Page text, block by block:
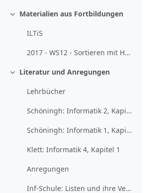
Einklappen
Materialien aus Fortbildungen
ILTiS
2017 - WS12 - Sortieren mit Herz, Hand und Hirn (Kennwort: 3.ILTiS_2017imIEF)
Einklappen
Literatur und Anregungen
Lehrbücher
Schöningh: Informatik 2, Kapitel 2 und 3
Schöningh: Informatik 1, Kapitel 6
Klett: Informatik 4, Kapitel 1
Anregungen
Inf-Schule: Listen und ihre Verarbeitung in Python